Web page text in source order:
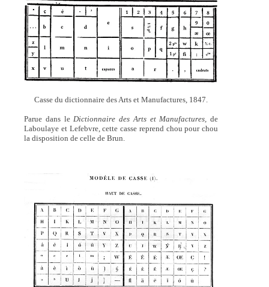
Casse du dictionnaire des Arts et Manufactures, 1847.
Parue dans le Dictionnaire des Arts et Manufactures, de
Laboulaye et Lefebvre, cette casse reprend chou pour chou
la disposition de celle de Brun.